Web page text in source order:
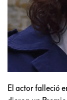
El actor falleció